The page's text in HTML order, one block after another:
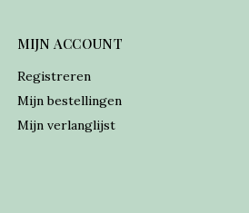
MIJN ACCOUNT
Registreren
Mijn bestellingen
Mijn verlanglijst